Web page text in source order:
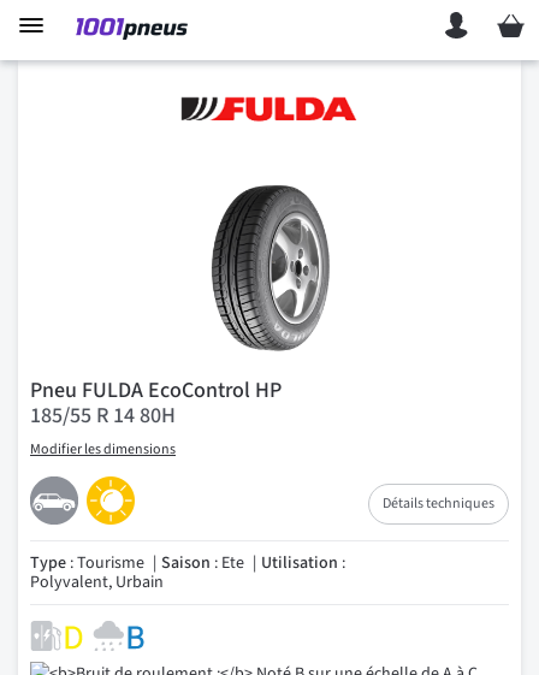
Mon
Pneu FULDA EcoControl HP
185/55 R 14 80H
Modifier les dimensions
Détails techniques
Type : Tourisme Saison : Ete Utilisation :
Polyvalent, Urbain